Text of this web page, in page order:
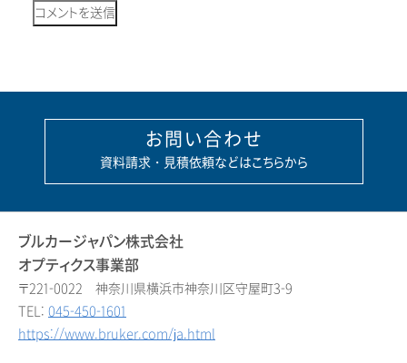
お問い合わせ
資料請求・見積依頼などはこちらから
ブルカージャパン株式会社
オプティクス事業部
〒221-0022 神奈川県横浜市神奈川区守屋町3-9
TEL: 045-450-1601
https://www.bruker.com/ja.html